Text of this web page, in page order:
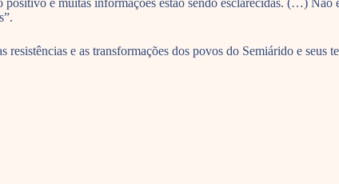
e muitas informações estão sendo esclarecidas. (…) Não
e as transformações dos povos do Semiárido e seus